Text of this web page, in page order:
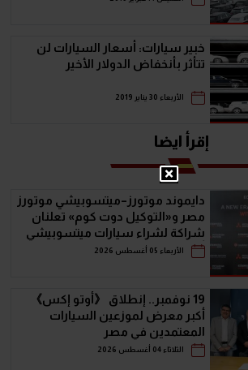
خبير سيارات: أسعار السيارات لن
تتأثر بأنخفاض الدولار الأخير
الأربعاء 30 يناير 2019
إقرأ ايضا
دايموند موتورز–ميتسوبيشي موتورز
مصر و«التوكيل دوت كوم» تعلنان
شراكة لشراء سيارات ميتسوبيشي
أونلاين
الأربعاء 05 أغسطس 2026
19 نوفمبر.. إنطلاق 《أوتو إكس》
أكبر معرض لموزعين السيارات
المعتمدين في مصر
الثلاثاء 04 أغسطس 2026